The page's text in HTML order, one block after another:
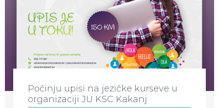
Počinju upisi na jezičke kurseve u
organizaciji JU KSC Kakanj